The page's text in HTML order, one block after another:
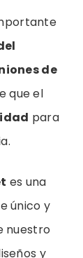
de
que el
para
es una
único y
nuestro
y